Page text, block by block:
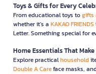
Toys & Gifts for Every
From educational toys togifts
whether it’s a KAKAO FRIENDS
Letter. Something special for
Home Essentials That
Explore practicalhousehold
Double A Careface masks,